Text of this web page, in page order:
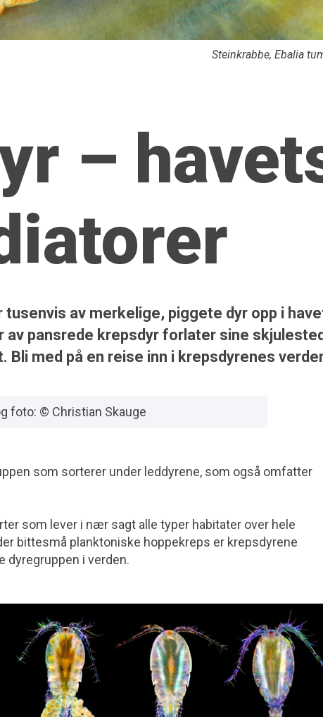
Steinkrabbe, Ebalia
–
av merkelige, piggete dyr opp i
av pansrede krepsdyr forlater sine
med på en reise inn i krepsdyrenes
foto: © Christian Skauge
som sorterer under leddyrene, som også omfatter
som lever i nær sagt alle typer habitater over hele
bittesmå planktoniske hoppe­kreps er krepsdyrene
dyregruppen i verden.